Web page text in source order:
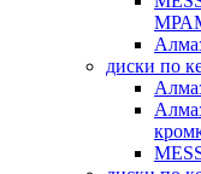
диски по